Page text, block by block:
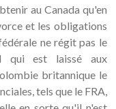
au Canada qu'en
et les obligations
ne régit pas le
qui est laissé aux
britannique le
tels que le FRA,